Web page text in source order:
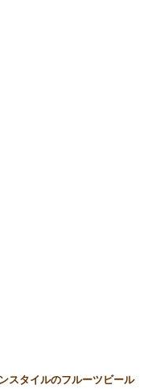
スタイルのフルーツビール